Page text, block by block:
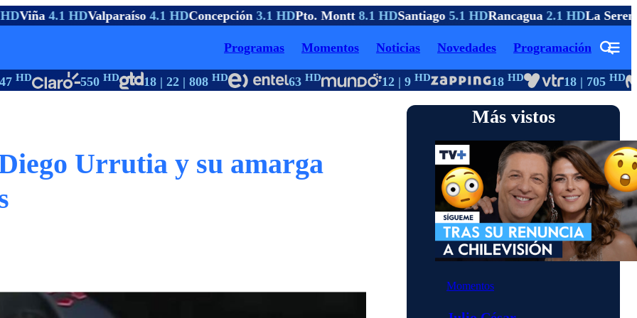
Viña4.1 HDValparaíso4.1 HDConcepción3.1 HDPto. Montt8.1 HDSantiago5.1 HDRancagua2.1 HDLa Serena
Programas Momentos Noticias Novedades Programación
HD 550HD 18 | 22 | 808HD 63HD 12 | 9HD 18HD 18 | 705HD
Urrutia y su amarga
Más vistos
Momentos